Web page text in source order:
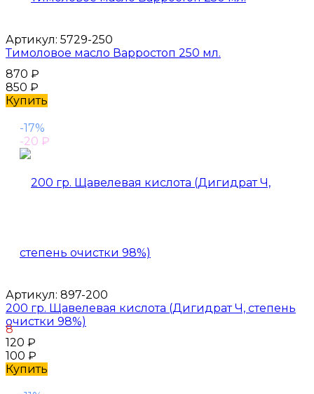
Артикул: 5729-250
Тимоловое масло Варростоп 250 мл.
870 ₽
850 ₽
Купить
-17%
-20 ₽
Артикул: 897-200
200 гр. Щавелевая кислота (Дигидрат Ч, степень
очистки 98%)
8
120 ₽
100 ₽
Купить